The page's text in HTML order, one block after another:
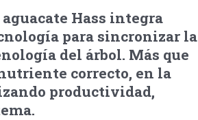
Hass integra
para sincronizar la
del árbol. Más que
correcto, en la
productividad,